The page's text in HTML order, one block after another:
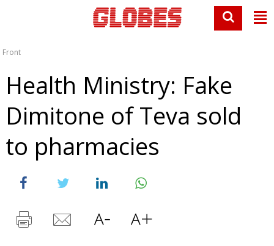
Front
Health Ministry: Fake
Dimitone of Teva sold
to pharmacies